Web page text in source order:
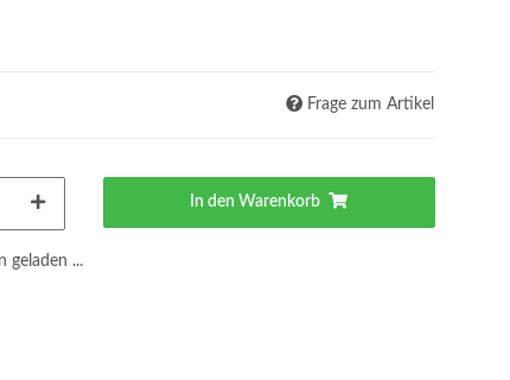
Frage zum Artikel
In den Warenkorb
geladen ...